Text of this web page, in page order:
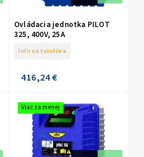
Ovládacia jednotka PILOT
325, 400V, 25A
Info na telefóne
416,24 €
Viac za menej